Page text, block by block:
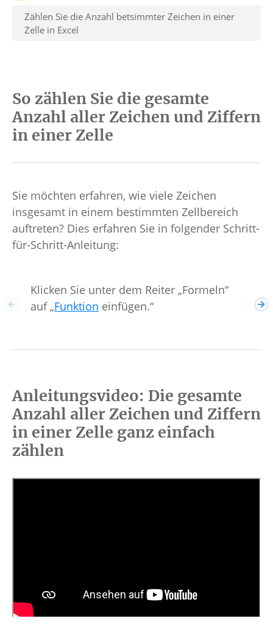
Zählen Sie die Anzahl betsimmter Zeichen in einer
Zelle in Excel
So zählen Sie die gesamte
Anzahl aller Zeichen und Ziffern
in einer Zelle
Sie möchten erfahren, wie viele Zeichen
insgesamt in einem bestimmten Zellbereich
auftreten? Dies erfahren Sie in folgender Schritt-
für-Schritt-Anleitung:
Klicken Sie unter dem Reiter „Formeln“
auf „Funktion einfügen.“
Anleitungsvideo: Die gesamte
Anzahl aller Zeichen und Ziffern
in einer Zelle ganz einfach
zählen